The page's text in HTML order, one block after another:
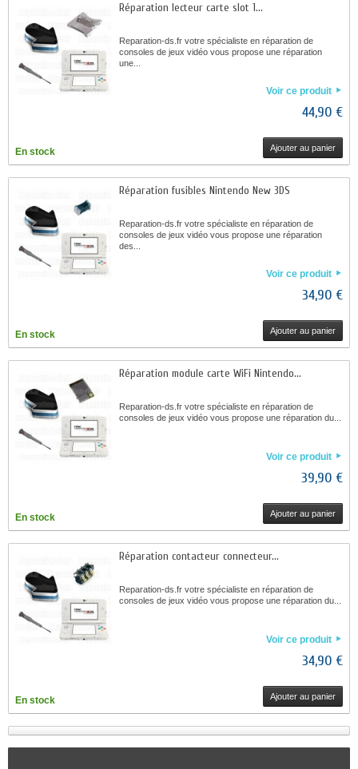
Réparation lecteur carte slot 1...
Reparation-ds.fr votre spécialiste en réparation de
consoles de jeux vidéo vous propose une réparation
une...
Voir ce produit
44,90 €
En stock Ajouter au panier
Réparation fusibles Nintendo New 3DS
Reparation-ds.fr votre spécialiste en réparation de
consoles de jeux vidéo vous propose une réparation
des...
Voir ce produit
34,90 €
En stock Ajouter au panier
Réparation module carte WiFi Nintendo...
Reparation-ds.fr votre spécialiste en réparation de
consoles de jeux vidéo vous propose une réparation du...
Voir ce produit
39,90 €
En stock Ajouter au panier
Réparation contacteur connecteur...
Reparation-ds.fr votre spécialiste en réparation de
consoles de jeux vidéo vous propose une réparation du...
Voir ce produit
34,90 €
En stock Ajouter au panier